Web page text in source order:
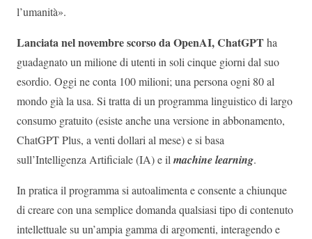
l’umanità».
Lanciata nel novembre scorso da OpenAI, ChatGPTha
guadagnato un milione di utenti in soli cinque giorni dal suo
esordio. Oggi ne conta 100 milioni; una persona ogni 80 al
mondo già la usa. Si tratta di un programma linguistico di largo
consumo gratuito (esiste anche una versione in abbonamento,
ChatGPT Plus, a venti dollari al mese) e si basa
sull’Intelligenza Artificiale (IA) e il machine learning.
In pratica il programma si autoalimenta e consente a chiunque
di creare con una semplice domanda qualsiasi tipo di contenuto
intellettuale su un’ampia gamma di argomenti, interagendo e